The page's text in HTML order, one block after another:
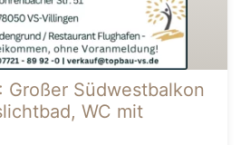
Großer Südwestbalkon
WC mit